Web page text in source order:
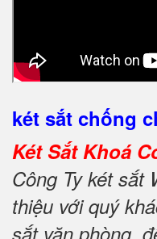
két sắt chống
Két Sắt Khoá
Công Ty két sắt
thiệu với quý
sắt văn phòng